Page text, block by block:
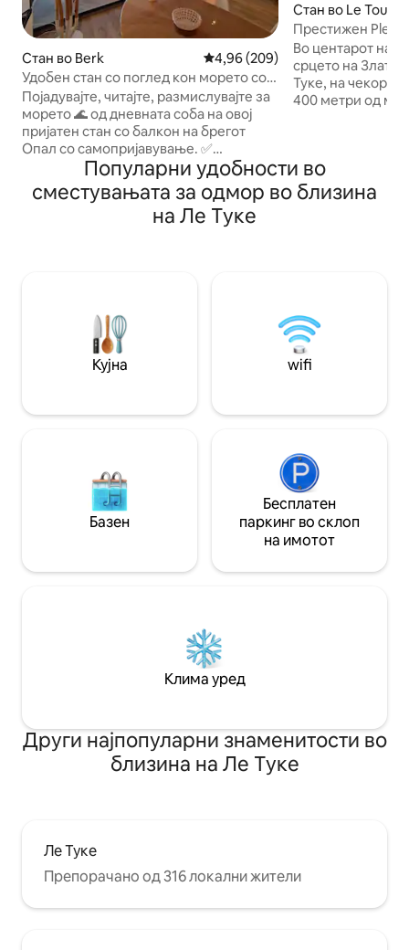
Стан во Berk Просечна оцена: 4,96 од 5,
4,96 (209)
Удобен стан со поглед кон морето со
балкон и гаража
Појадувајте, читајте, размислувајте за
морето 🌊 од дневната соба на овој
пријатен стан со балкон на брегот
Опал со самопријавување. ✅
Исклучителни одлики 🌅180° поглед
кон морето 🪟 Голем прозорец и
балкон од 6 м² 🚗Приватна гаража (1
фоките (во зависност од плимата и
детско креветче на склопување +
столче за хранење на лице место
Стан во Le
Престижен Plein
Terrace
Во центарот на
срцето на
Туке, на чекор
400 метри од
наследство на
18м2 со поглед
многу светла и
Популарни удобности во
сместувањата за одмор во близина
на Ле Туке
Кујна wifi
Базен
Бесплатен
паркинг во склоп
на имотот
Клима уред
Други најпопуларни знаменитости во
близина на Ле Туке
Ле Туке
Препорачано од 316 локални жители